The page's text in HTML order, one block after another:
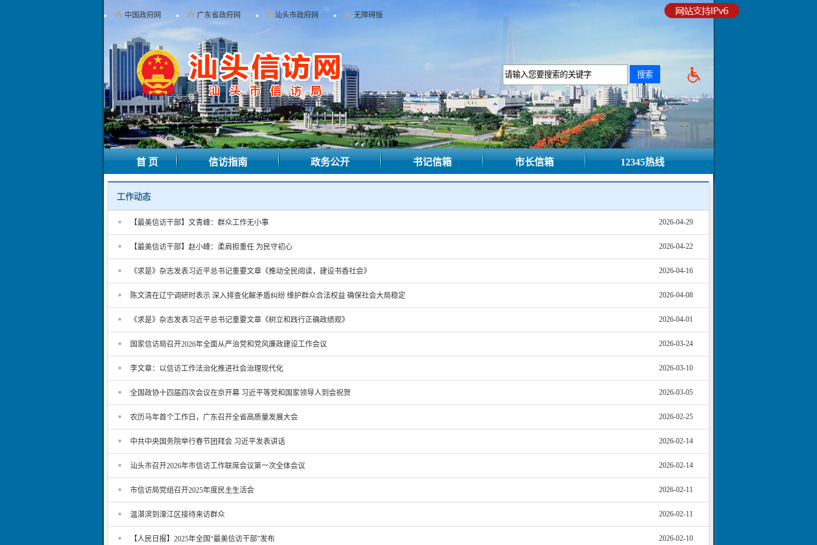
中国政府网 广东省政府网 汕头市政府网 无障碍版
首 页 信访指南 政务公开 书记信箱 市长信箱 12345热线
工作动态
【最美信访干部】文青峰：群众工作无小事 2026-04-29
【最美信访干部】赵小峰：柔肩担重任 为民守初心 2026-04-22
《求是》杂志发表习近平总书记重要文章《推动全民阅读，建设书香社会》 2026-04-16
陈文清在辽宁调研时表示 深入排查化解矛盾纠纷 维护群众合法权益 确保社会大局稳定 2026-04-08
《求是》杂志发表习近平总书记重要文章《树立和践行正确政绩观》 2026-04-01
国家信访局召开2026年全面从严治党和党风廉政建设工作会议 2026-03-24
李文章：以信访工作法治化推进社会治理现代化 2026-03-10
全国政协十四届四次会议在京开幕 习近平等党和国家领导人到会祝贺 2026-03-05
农历马年首个工作日，广东召开全省高质量发展大会 2026-02-25
中共中央国务院举行春节团拜会 习近平发表讲话 2026-02-14
汕头市召开2026年市信访工作联席会议第一次全体会议 2026-02-14
市信访局党组召开2025年度民主生活会 2026-02-11
温湛滨到濠江区接待来访群众 2026-02-11
【人民日报】2025年全国“最美信访干部”发布 2026-02-10